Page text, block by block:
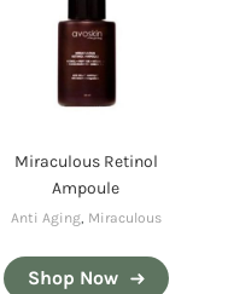
Miraculous Retinol
Ampoule
Anti Aging, Miraculous
Shop Now